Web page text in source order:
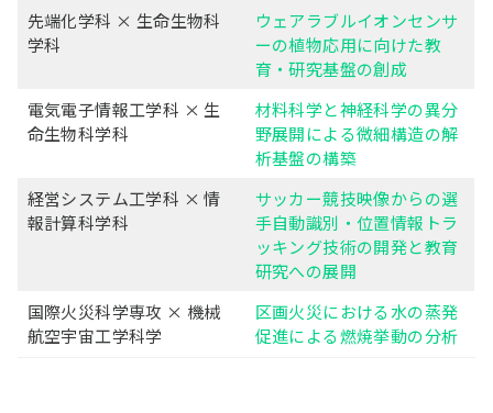
先端化学科 × 生命生物科
学科
ウェアラブルイオンセンサ
ーの植物応用に向けた教
育・研究基盤の創成
電気電子情報工学科 × 生
命生物科学科
材料科学と神経科学の異分
野展開による微細構造の解
析基盤の構築
経営システム工学科 × 情
報計算科学科
サッカー競技映像からの選
手自動識別・位置情報トラ
ッキング技術の開発と教育
研究への展開
国際火災科学専攻 × 機械
航空宇宙工学科学
区画火災における水の蒸発
促進による燃焼挙動の分析